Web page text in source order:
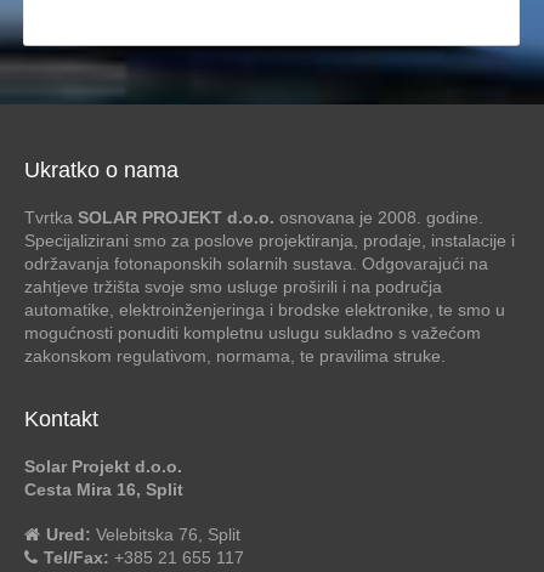
Ukratko o nama
Tvrtka SOLAR PROJEKT d.o.o. osnovana je 2008. godine.
Specijalizirani smo za poslove projektiranja, prodaje, instalacije i
održavanja fotonaponskih solarnih sustava. Odgovarajući na
zahtjeve tržišta svoje smo usluge proširili i na područja
automatike, elektroinženjeringa i brodske elektronike, te smo u
mogućnosti ponuditi kompletnu uslugu sukladno s važećom
zakonskom regulativom, normama, te pravilima struke.
Kontakt
Solar Projekt d.o.o.
Cesta Mira 16, Split
Ured: Velebitska 76, Split
Tel/Fax: +385 21 655 117